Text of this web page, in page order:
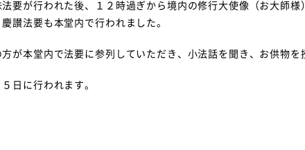
要が行われた後、１２時過ぎから境内の修行大使像（お大師
讃法要も本堂内で行われました。
が本堂内で法要に参列していただき、小法話を聞き、お供物を
日に行われます。